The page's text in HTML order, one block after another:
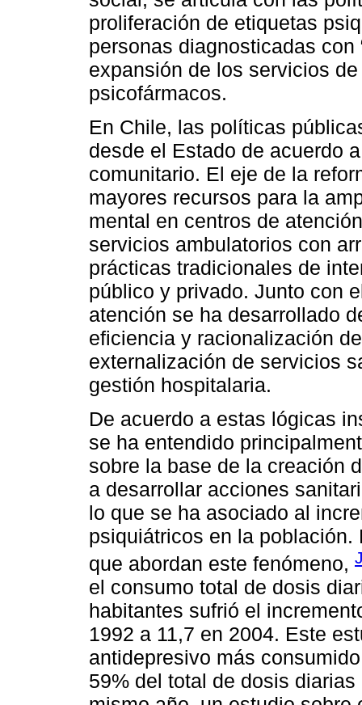
proliferación de etiquetas
personas diagnosticadas con
expansión de los servicios
psicofármacos.
En Chile, las políticas
desde el Estado de acuerdo
comunitario. El eje de la
mayores recursos para la
mental en centros de
servicios ambulatorios con
prácticas tradicionales de
público y privado. Junto con
atención se ha desarrollado
eficiencia y racionalización
externalización de servicios
gestión hospitalaria.
De acuerdo a estas lógicas
se ha entendido
sobre la base de la creación
a desarrollar acciones
lo que se ha asociado al
psiquiátricos en la
que abordan este fenómeno,
el consumo total de dosis
habitantes sufrió el
1992 a 11,7 en 2004. Este
antidepresivo más
59% del total de dosis